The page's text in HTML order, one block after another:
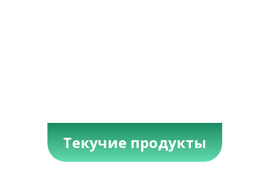
Текучие продукты